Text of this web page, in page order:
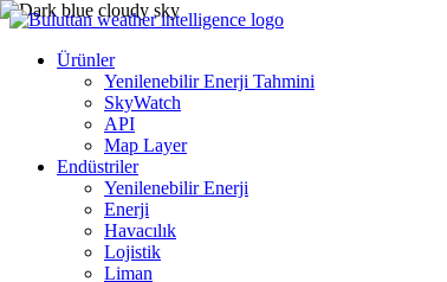
Ürünler
Yenilenebilir Enerji Tahmini
SkyWatch
API
Map Layer
Endüstriler
Yenilenebilir Enerji
Enerji
Havacılık
Lojistik
Liman